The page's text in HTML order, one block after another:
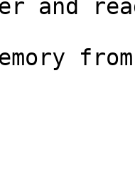
and